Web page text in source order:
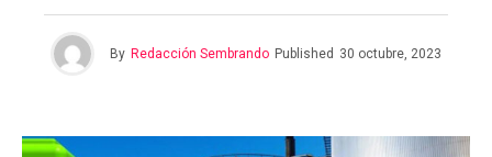
By Redacción Sembrando Published 30 octubre, 2023